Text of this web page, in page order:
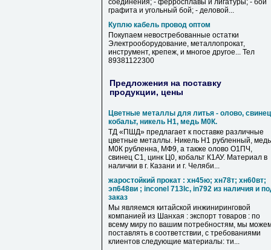
соединения; - ферросплавы и лигатуры; - бой
графита и угольный бой; - деловой...
Куплю кабель провод оптом
Покупаем невостребованные остатки
Электрооборудование, металлопрокат,
инструмент, крепеж, и многое другое... Тел
89381122300
Предложения на поставку
продукции, цены
Цветные металлы для литья - олово,
кобальт, никель Н1, медь М0К.
ТД «ПШД» предлагает к поставке различные
цветные металлы. Никель Н1 рубленный, медь
М0К рубленна, МФ9, а также олово О1ПЧ,
свинец С1, цинк Ц0, кобальт К1АУ. Материал в
наличии в г. Казани и г. Челяби...
жаростойкий прокат : хн45ю; хн78т; хн60вт;
эп648ви ; inconel 713lc, in792 из наличия и
заказ
Мы являемся китайской инжиниринговой
компанией из Шанхая : экспорт товаров : по
всему миру по вашим потребностям, мы
поставлять в соответствии, с требованиями
клиентов следующие материалы: ти...